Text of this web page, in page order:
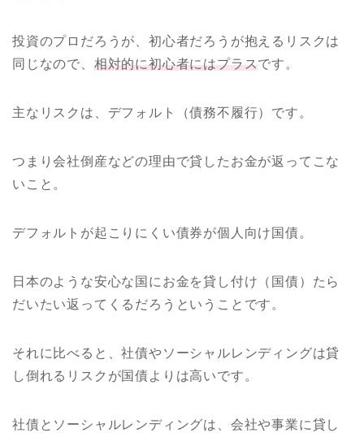
投資のプロだろうが、初心者だろうが抱えるリスクは
同じなので、 相対的に初心者にはプラスです。
主なリスクは、デフォルト（債務不履行）です。
つまり会社倒産などの理由で貸したお金が返ってこな
いこと。
デフォルトが起こりにくい債券が個人向け国債。
日本のような安心な国にお金を貸し付け（国債）たら
だいたい返ってくるだろうということです。
それに比べると、社債やソーシャルレンディングは貸
し倒れるリスクが国債よりは高いです。
社債とソーシャルレンディングは、会社や事業に貸し